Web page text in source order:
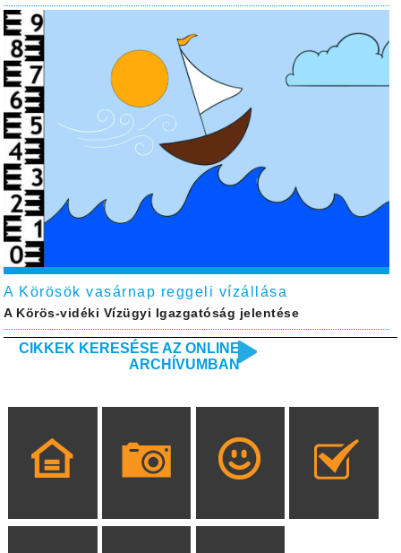
A Körösök vasárnap reggeli vízállása
A Körös-vidéki Vízügyi Igazgatóság jelentése
CIKKEK KERESÉSE AZ ONLINE
ARCHÍVUMBAN